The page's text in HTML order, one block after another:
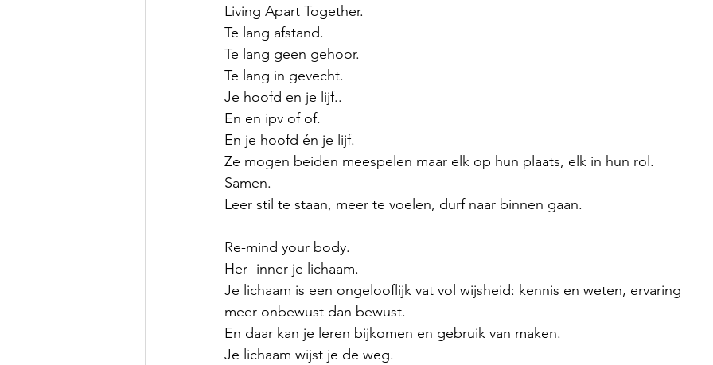
Living Apart Together.
Te lang afstand.
Te lang geen gehoor.
Te lang in gevecht.
Je hoofd en je lijf..
En en ipv of of.
En je hoofd én je lijf.
Ze mogen beiden meespelen maar elk op hun plaats, elk in hun rol.
Samen.
Leer stil te staan, meer te voelen, durf naar binnen gaan.
Re-mind your body.
Her -inner je lichaam.
Je lichaam is een ongelooflijk vat vol wijsheid: kennis en weten, ervaring
meer onbewust dan bewust.
En daar kan je leren bijkomen en gebruik van maken.
Je lichaam wijst je de weg.